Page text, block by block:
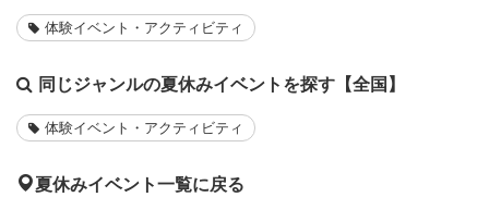
体験イベント・アクティビティ
同じジャンルの夏休みイベントを探す【全国】
体験イベント・アクティビティ
夏休みイベント一覧に戻る